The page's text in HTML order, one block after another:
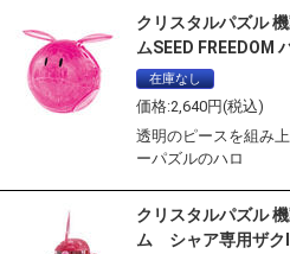
クリスタルパズル
ムSEED FREEDOM
在庫なし
2,640
透明のピースを組み
ーパズルのハロ
クリスタルパズル
ム シャア専用ザク